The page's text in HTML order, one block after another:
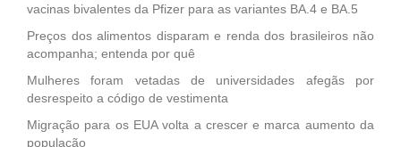
vacinas bivalentes da Pfizer para as variantes BA.4 e BA.5
Preços dos alimentos disparam e renda dos brasileiros não
acompanha; entenda por quê
Mulheres foram vetadas de universidades afegãs por
desrespeito a código de vestimenta
Migração para os EUA volta a crescer e marca aumento da
população